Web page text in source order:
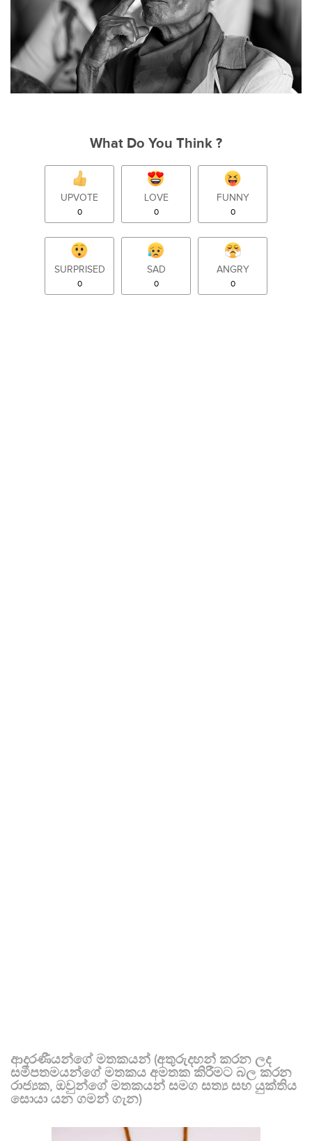
What Do You Think ?
UPVOTE
0
LOVE
0
FUNNY
0
SURPRISED
0
SAD
0
ANGRY
0
ආදරණීයන්ගේ මතකයන් (අතුරුදහන් කරන ලද
සමීපතමයන්ගේ මතකය අමතක කිරීමට බල කරන
රාජ්‍යක, ඔවුන්ගේ මතකයන් සමග සත්‍ය සහ යුක්තිය
සොයා යන ගමන් ගැන)